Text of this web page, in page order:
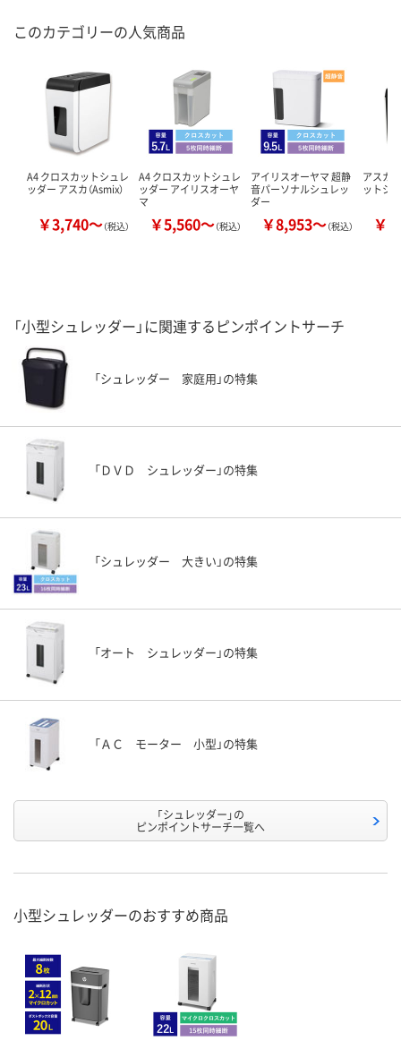
このカテゴリーの人気商品
A4 クロスカットシュレ
ッダー アスカ（Asmix）
￥3,740～（税込）
A4 クロスカットシュレ
ッダー アイリスオーヤ
マ
￥5,560～（税込）
アイリスオーヤマ 超静
音パーソナルシュレッ
ダー
￥8,953～（税込）
アスカ
ットシ
￥
「小型シュレッダー」に関連するピンポイントサーチ
「シュレッダー 家庭用」の特集
「ＤＶＤ シュレッダー」の特集
「シュレッダー 大きい」の特集
「オート シュレッダー」の特集
「ＡＣ モーター 小型」の特集
「シュレッダー」の
ピンポイントサーチ一覧へ
小型シュレッダーのおすすめ商品